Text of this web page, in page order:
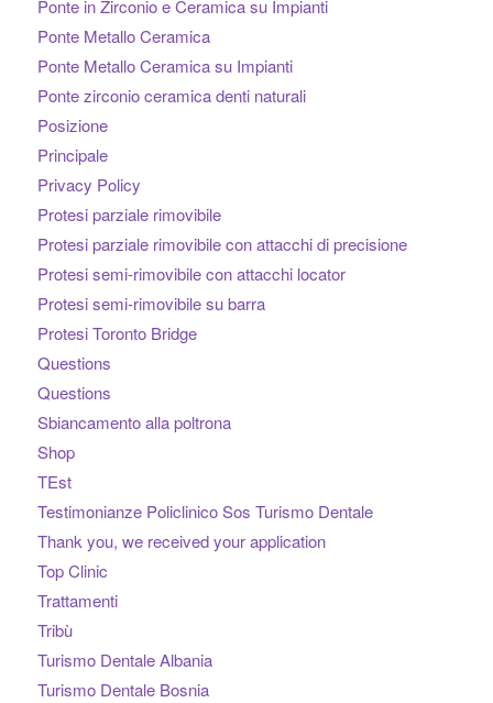
Ponte in Zirconio e Ceramica su Impianti
Ponte Metallo Ceramica
Ponte Metallo Ceramica su Impianti
Ponte zirconio ceramica denti naturali
Posizione
Principale
Privacy Policy
Protesi parziale rimovibile
Protesi parziale rimovibile con attacchi di precisione
Protesi semi-rimovibile con attacchi locator
Protesi semi-rimovibile su barra
Protesi Toronto Bridge
Questions
Questions
Sbiancamento alla poltrona
Shop
TEst
Testimonianze Policlinico Sos Turismo Dentale
Thank you, we received your application
Top Clinic
Trattamenti
Tribù
Turismo Dentale Albania
Turismo Dentale Bosnia